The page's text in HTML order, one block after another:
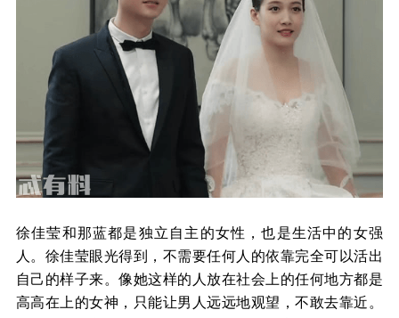
徐佳莹和那蓝都是独立自主的女性，也是生活中的女强
人。徐佳莹眼光得到，不需要任何人的依靠完全可以活出
自己的样子来。像她这样的人放在社会上的任何地方都是
高高在上的女神，只能让男人远远地观望，不敢去靠近。